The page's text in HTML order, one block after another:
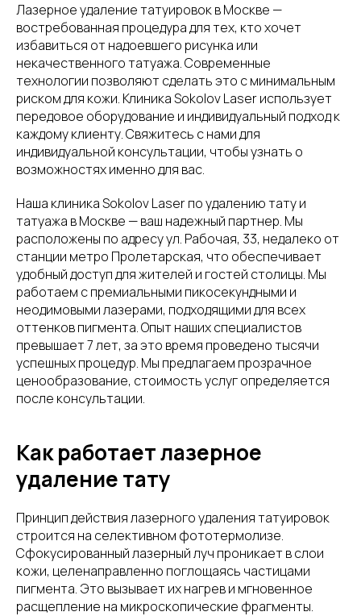
Лазерное удаление татуировок в Москве —
востребованная процедура для тех, кто хочет
избавиться от надоевшего рисунка или
некачественного татуажа. Современные
технологии позволяют сделать это с минимальным
риском для кожи. Клиника Sokolov Laser использует
передовое оборудование и индивидуальный подход к
каждому клиенту. Свяжитесь с нами для
индивидуальной консультации, чтобы узнать о
возможностях именно для вас.
Наша клиника Sokolov Laser по удалению тату и
татуажа в Москве — ваш надежный партнер. Мы
расположены по адресу ул. Рабочая, 33, недалеко от
станции метро Пролетарская, что обеспечивает
удобный доступ для жителей и гостей столицы. Мы
работаем с премиальными пикосекундными и
неодимовыми лазерами, подходящими для всех
оттенков пигмента. Опыт наших специалистов
превышает 7 лет, за это время проведено тысячи
успешных процедур. Мы предлагаем прозрачное
ценообразование, стоимость услуг определяется
после консультации.
Как работает лазерное
удаление тату
Принцип действия лазерного удаления татуировок
строится на селективном фототермолизе.
Сфокусированный лазерный луч проникает в слои
кожи, целенаправленно поглощаясь частицами
пигмента. Это вызывает их нагрев и мгновенное
расщепление на микроскопические фрагменты.